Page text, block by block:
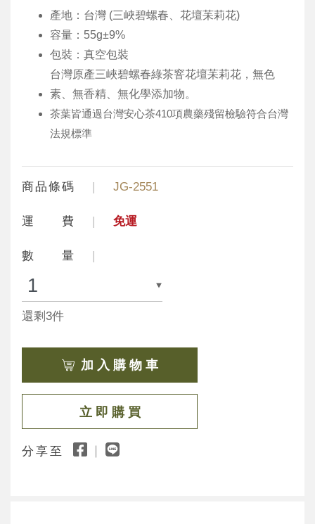
產地：台灣 (三峽碧螺春、花壇苿莉花)
容量：55g±9%
包裝：真空包裝
台灣原產三峽碧螺春綠茶窨花壇苿莉花，無色
素、無香精、無化學添加物。
茶葉皆通過台灣安心茶410項農藥殘留檢驗符合台灣
法規標準
商品條碼 JG-2551
運 費 免運
數 量
還剩3件
加 入 購 物 車
立 即 購 買
分享至